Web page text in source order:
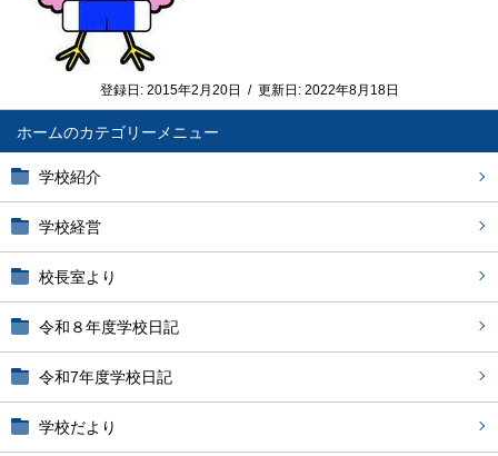
ホーム
学校紹介
学校経営
校長室より
令和８年度学校日記
令和7年度学校日記
学校だより
登録日: 2015年2月20日 / 更新日: 2022年8月18日